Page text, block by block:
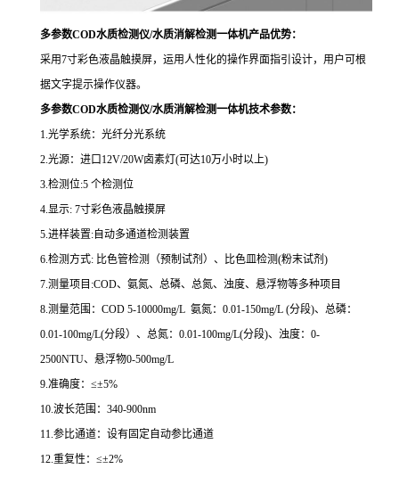
多参数COD水质检测仪/水质消解检测一体机产品优势：
采用7寸彩色液晶触摸屏，运用人性化的操作界面指引设计，用户可根
据文字提示操作仪器。
多参数COD水质检测仪/水质消解检测一体机技术参数：
1.光学系统：光纤分光系统
2.光源：进口 12V/20W卤素灯(可达10万小时以上)
3.检测位:5 个检测位
4.显示: 7寸彩色液晶触摸屏
5.进样装置:自动多通道检测装置
6.检测方式: 比色管检测（预制试剂）、 比色皿检测(粉末试剂)
7.测量项目 :COD、氨氮、总磷、总氮、浊度、悬浮物等多种项目
8.测量范围： COD 5-10000mg/L 氨氮：0.01-150mg/L (分段)、总磷：
0.01-100mg/L(分段）、总氮：0.01-100mg/L(分段)、 浊度： 0-
2500NTU、悬浮物0-500mg/L
9.准确度： ≤±5%
10.波长范围： 340-900nm
11.参比通道：设有固定自动参比通道
12.重复性： ≤±2%